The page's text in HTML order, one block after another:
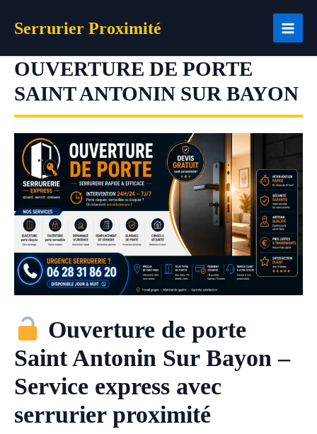
Serrurier Proximité
OUVERTURE DE PORTE
SAINT ANTONIN SUR BAYON
Ouverture de porte
Saint Antonin Sur Bayon –
Service express avec
serrurier proximité